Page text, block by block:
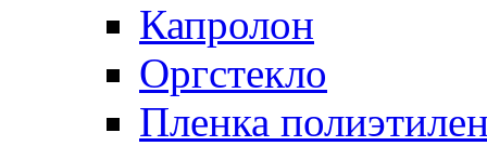
Капролон
Оргстекло
Пленка